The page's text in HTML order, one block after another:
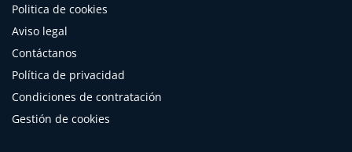
Politica de cookies
Aviso legal
Contáctanos
Política de privacidad
Condiciones de contratación
Gestión de cookies